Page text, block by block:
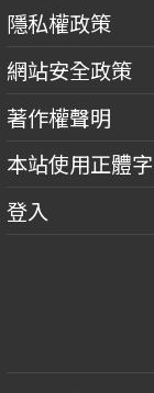
隱私權政策
網站安全政策
著作權聲明
本站使用正體字
登入